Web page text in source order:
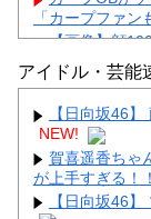
「カープファン
【画像】顔
Powered by
アイドル・芸能
【日向坂46
NEW!
賀喜遥香ちゃ
が上手すぎる！
【日向坂46